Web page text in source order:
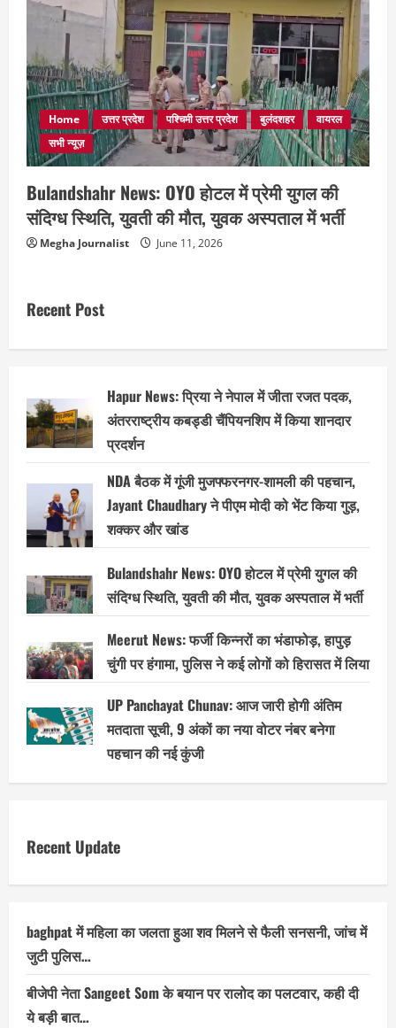
Home उत्तर प्रदेश पश्चिमी उत्तर प्रदेश बुलंदशहर
वायरल
सभी न्यूज़
Bulandshahr News: OYO होटल में प्रेमी युगल की
संदिग्ध स्थिति, युवती की मौत, युवक अस्पताल में भर्ती
Megha Journalist June 11, 2026
Recent Post
Hapur News: प्रिया ने नेपाल में जीता रजत पदक,
अंतरराष्ट्रीय कबड्डी चैंपियनशिप में किया शानदार
प्रदर्शन
NDA बैठक में गूंजी मुजफ्फरनगर-शामली की पहचान,
Jayant Chaudhary ने पीएम मोदी को भेंट किया गुड़,
शक्कर और खांड
Bulandshahr News: OYO होटल में प्रेमी युगल की
संदिग्ध स्थिति, युवती की मौत, युवक अस्पताल में भर्ती
Meerut News: फर्जी किन्नरों का भंडाफोड़, हापुड़
चुंगी पर हंगामा, पुलिस ने कई लोगों को हिरासत में लिया
UP Panchayat Chunav: आज जारी होगी अंतिम
मतदाता सूची, 9 अंकों का नया वोटर नंबर बनेगा
पहचान की नई कुंजी
Recent Update
baghpat में महिला का जलता हुआ शव मिलने से फैली सनसनी, जांच में
जुटी पुलिस…
बीजेपी नेता Sangeet Som के बयान पर रालोद का पलटवार, कही दी
ये बड़ी बात…